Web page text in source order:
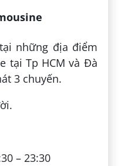
những địa điểm
tại Tp HCM và Đà
3 chuyến.
– 23:30